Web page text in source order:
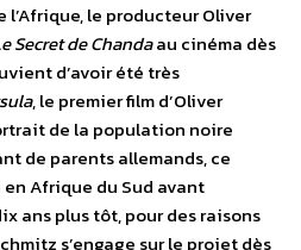
l’Afrique, le producteur Oliver
Secret de Chandaau cinéma dès
d’avoir été très
, le premier film d’Oliver
de la population noire
de parents allemands, ce
Afrique du Sud avant
ans plus tôt, pour des raisons
s’engage sur le projet dès